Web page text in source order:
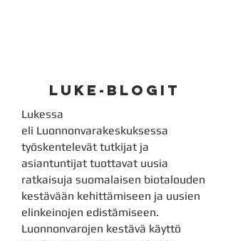
luke-blogit
Lukessa
eli Luonnonvarakeskuksessa
työskentelevät tutkijat ja
asiantuntijat tuottavat uusia
ratkaisuja suomalaisen biotalouden
kestävään kehittämiseen ja uusien
elinkeinojen edistämiseen.
Luonnonvarojen kestävä käyttö